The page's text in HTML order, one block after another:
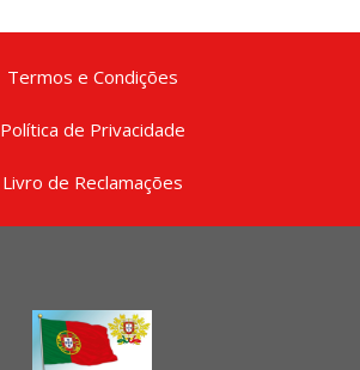
Termos e Condições
Política de Privacidade
Livro de Reclamações